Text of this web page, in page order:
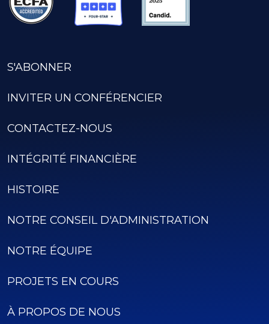
S'ABONNER
INVITER UN CONFÉRENCIER
CONTACTEZ-NOUS
INTÉGRITÉ FINANCIÈRE
HISTOIRE
NOTRE CONSEIL D'ADMINISTRATION
NOTRE ÉQUIPE
PROJETS EN COURS
À PROPOS DE NOUS